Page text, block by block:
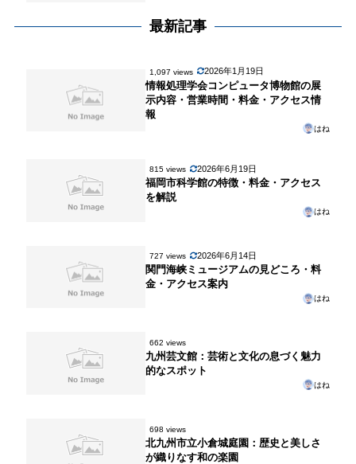
最新記事
1,097 views 2026年1月19日
情報処理学会コンピュータ博物館の展
示内容・営業時間・料金・アクセス情
報
はね
815 views 2026年6月19日
福岡市科学館の特徴・料金・アクセス
を解説
はね
727 views 2026年6月14日
関門海峡ミュージアムの見どころ・料
金・アクセス案内
はね
662 views
九州芸文館：芸術と文化の息づく魅力
的なスポット
はね
698 views
北九州市立小倉城庭園：歴史と美しさ
が織りなす和の楽園